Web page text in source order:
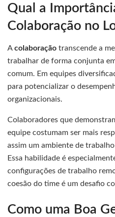
Qual a
Colaboração no
Acolaboração transcende a
trabalhar de forma conjunta
comum. Em equipes
para potencializar o
organizacionais.
Colaboradores que
equipe costumam ser mais
assim um ambiente de
Essa habilidade é
configurações de trabalho
coesão do time é um desafio
Como uma Boa